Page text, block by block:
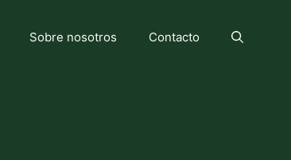
Sobre nosotros Contacto